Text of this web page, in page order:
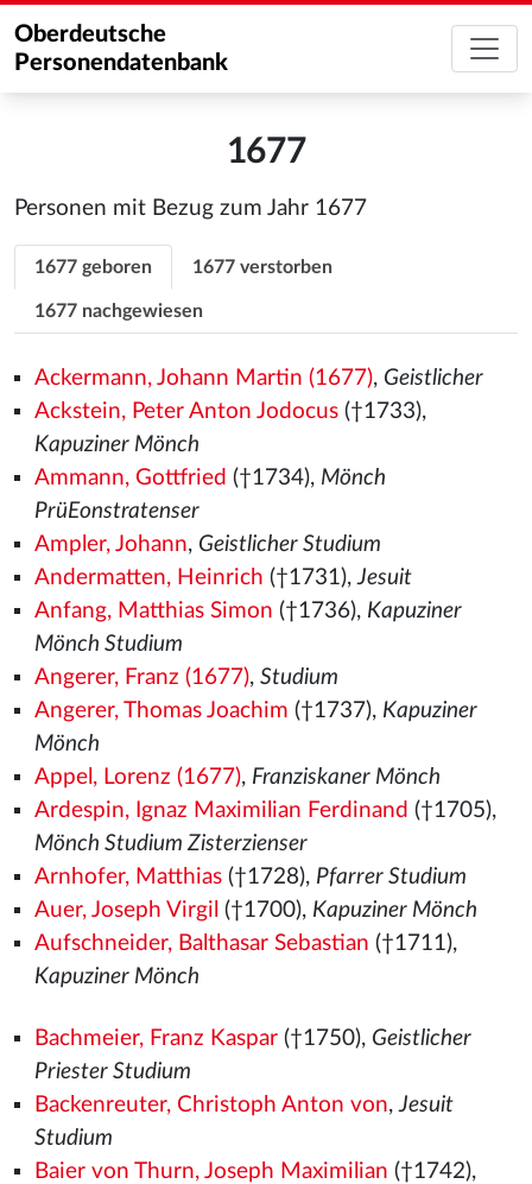
Oberdeutsche
Personendatenbank
1677
Personen mit Bezug zum Jahr 1677
1677 geboren 1677 verstorben
1677 nachgewiesen
Ackermann, Johann Martin (1677), Geistlicher
Ackstein, Peter Anton Jodocus(†1733),
Kapuziner Mönch
Ammann, Gottfried (†1734), Mönch
PrüEonstratenser
Ampler, Johann, Geistlicher Studium
Andermatten, Heinrich (†1731),Jesuit
Anfang, Matthias Simon (†1736), Kapuziner
Mönch Studium
Angerer, Franz (1677), Studium
Angerer, Thomas Joachim (†1737), Kapuziner
Mönch
Appel, Lorenz (1677), Franziskaner Mönch
Ardespin, Ignaz Maximilian Ferdinand (†1705),
Mönch Studium Zisterzienser
Arnhofer, Matthias(†1728), Pfarrer Studium
Auer, Joseph Virgil (†1700), Kapuziner Mönch
Aufschneider, Balthasar Sebastian (†1711),
Kapuziner Mönch
Bachmeier, Franz Kaspar(†1750), Geistlicher
Priester Studium
Backenreuter, Christoph Anton von,Jesuit
Studium
Baier von Thurn, Joseph Maximilian (†1742),